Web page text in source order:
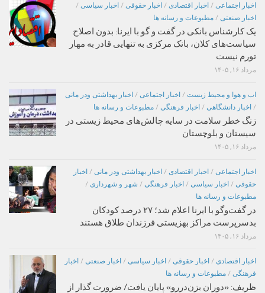
اخبار اجتماعی / اخبار اقتصادی / اخبار حقوقی / اخبار سیاسی /
اخبار صنعتی / مطبوعات و رسانه ها
یک کارشناس بانکی در گفت و گو با ایرنا: بدون اصلاح
سیاست‌های کلان، بانک مرکزی به تنهایی قادر به مهار
تورم نیست
مرداد ۱۶, ۱۴۰۵
اب و هوا و محیط زیست / اخبار اجتماعی / اخبار بهداشتی ودر مانی
/ اخبار دانشگاهی / اخبار فرهنگی / مطبوعات و رسانه ها
زنگ خطر سلامت در سایه چالش‌های محیط زیستی در
سیستان و بلوچستان
مرداد ۱۶, ۱۴۰۵
اخبار اجتماعی / اخبار اقتصادی / اخبار بهداشتی ودر مانی / اخبار
حقوقی / اخبار سیاسی / اخبار فرهنگی / شهر و شهرداری /
مطبوعات و رسانه ها
در گفت‌وگو با ایرنا اعلام شد؛ ۲۷ درصد کودکان
بدسرپرست مراکز بهزیستی فرزندان طلاق هستند
مرداد ۱۶, ۱۴۰۵
اخبار اقتصادی / اخبار حقوقی / اخبار سیاسی / اخبار صنعتی / اخبار
فرهنگی / مطبوعات و رسانه ها
ظریف: «دوران بزن‌دررو» پایان یافت/ ضرورت گذار از